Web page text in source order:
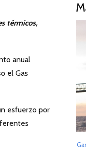
térmicos,
anual
el Gas
esfuerzo por